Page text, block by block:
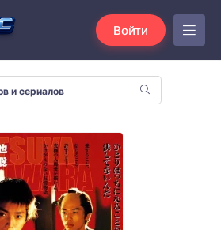
Войти